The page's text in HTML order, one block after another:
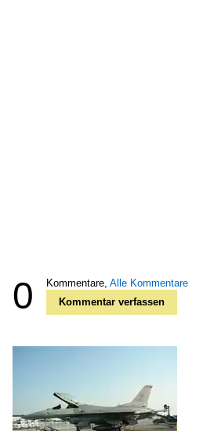
0 Kommentare, Alle Kommentare
Kommentar verfassen